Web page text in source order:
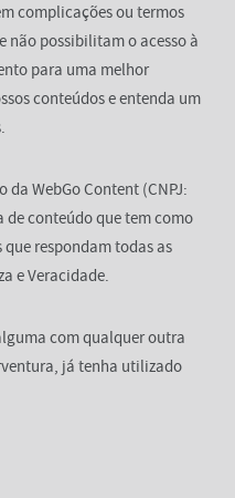
complicações ou termos
não possibilitam o acesso à
para uma melhor
conteúdos e entenda um
da WebGo Content (CNPJ:
de conteúdo que tem como
respondam todas as
e Veracidade.
com qualquer outra
já tenha utilizado